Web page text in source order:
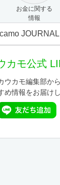
お金に関する
情報
カモ公式
ウカモ編集部か
め情報をお届けし